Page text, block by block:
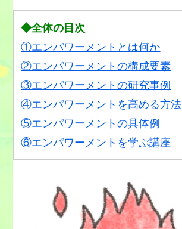
◆全体の目次
①エンパワーメントとは何か
②エンパワーメントの構成要素
③エンパワーメントの研究事例
④エンパワーメントを高める方法
⑤エンパワーメントの具体例
⑥エンパワーメントを学ぶ講座